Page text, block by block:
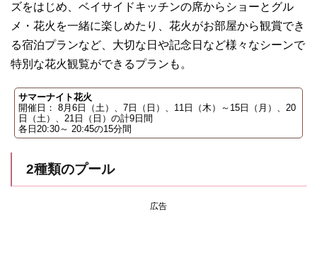
ズをはじめ、ベイサイドキッチンの席からショーとグル
メ・花火を一緒に楽しめたり、花火がお部屋から観賞でき
る宿泊プランなど、大切な日や記念日など様々なシーンで
特別な花火観覧ができるプランも。
サマーナイト花火
開催日： 8月6日（土）、7日（日）、11日（木）～15日（月）、20
日（土）、21日（日）の計9日間
各日20:30～ 20:45の15分間
2種類のプール
広告